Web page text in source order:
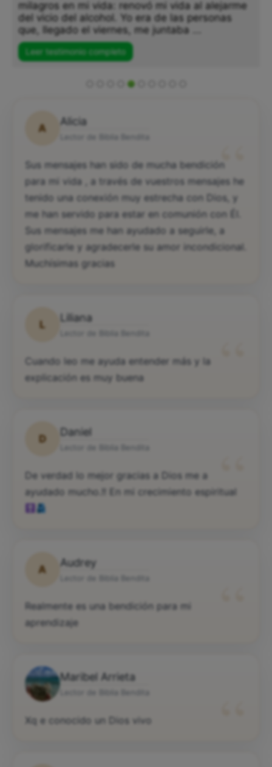
milagros en mi vida: renovó mi vida al alejarme
del vicio del alcohol. Yo era de las personas
que, llegado el viernes, me juntaba ...
Leer testimonio completo
A
Alicia
“
Sus mensajes han sido de mucha bendición
para mi vida , a través de vuestros mensajes he
tenido una conexión muy estrecha con Dios, y
me han servido para estar en comunión con Él.
Sus mensajes me han ayudado a seguirle, a
glorificarle y agradecerle su amor incondicional.
Muchísimas gracias
L
Liliana
Cuando leo me ayuda entender más y la
explicación es muy buena
D
Daniel
“
De verdad lo mejor gracias a Dios me a
ayudado mucho.!! En mi crecimiento espiritual
A
Audrey
Realmente es una bendición para mi
aprendizaje
Maribel Arrieta
Xq e conocido un Dios vivo